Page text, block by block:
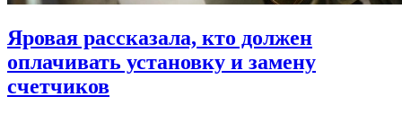
Яровая рассказала, кто должен
оплачивать установку и замену
счетчиков